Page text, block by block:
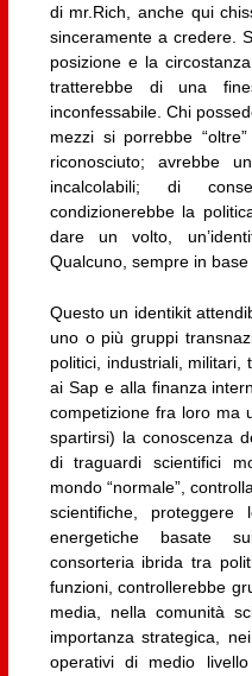
di mr.Rich, anche qui
sinceramente a credere.
posizione e la
tratterebbe di una
inconfessabile. Chi
mezzi si porrebbe
riconosciuto; avrebbe
incalcolabili; di
condizionerebbe la
dare un volto,
Qualcuno, sempre in
Questo un identikit
uno o più gruppi
politici, industriali, militari,
ai Sap e alla finanza
competizione fra loro ma
spartirsi) la conoscenza
di traguardi scientifici
mondo “normale”,
scientifiche,
energetiche basate
consorteria ibrida tra
funzioni, controllerebbe
media, nella comunità
importanza strategica,
operativi di medio